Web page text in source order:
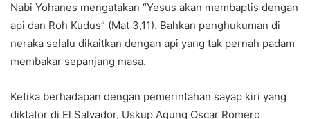
Nabi Yohanes mengatakan “Yesus akan membaptis dengan
api dan Roh Kudus” (Mat 3,11). Bahkan penghukuman di
neraka selalu dikaitkan dengan api yang tak pernah padam
membakar sepanjang masa.
Ketika berhadapan dengan pemerintahan sayap kiri yang
diktator di El Salvador, Uskup Agung Oscar Romero